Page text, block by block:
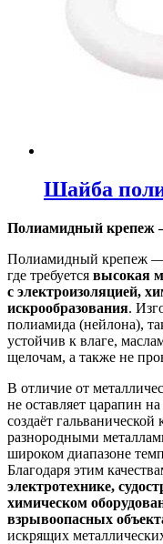
Шайба
Полиамидный крепеж
Полиамидный крепеж —
где требуется высокая
с электроизоляцией,
искрообразования.
полиамида (нейлона),
устойчив к влаге,
щелочам, а также не
В отличие от
не оставляет царапин
создаёт
разнородными
широком диапазоне
Благодаря этим
электротехнике,
химическом
взрывоопасных
искрящих